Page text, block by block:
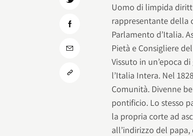
Uomo di limpida
rappresentante della
Parlamento d’Italia.
Pietà e Consigliere
Vissuto in un’epoca
l’Italia Intera. Nel
Comunità. Divenne
pontificio. Lo stesso
la propria corte ad
all’indirizzo del